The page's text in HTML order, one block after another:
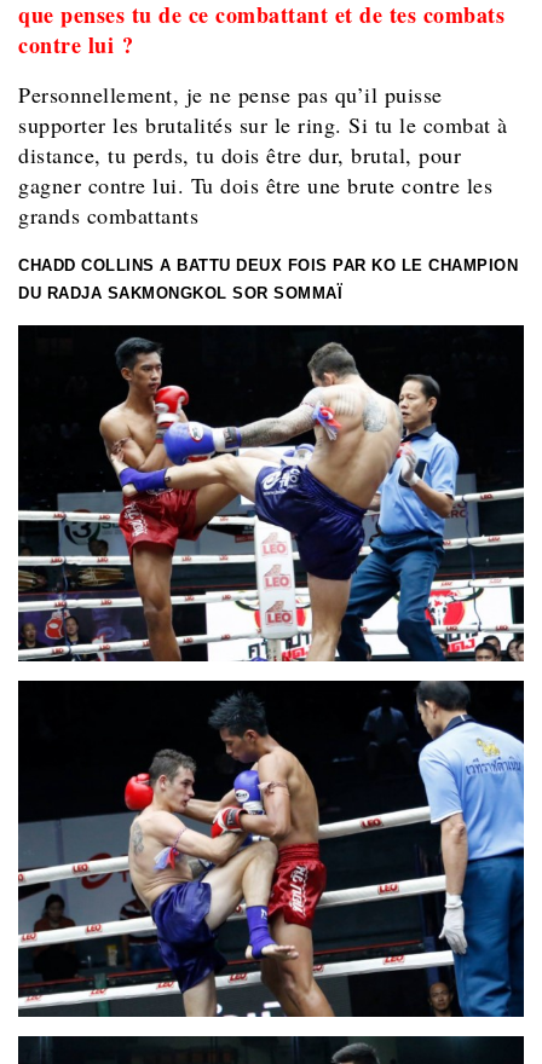
que penses tu de ce combattant et de tes combats
contre lui ?
Personnellement, je ne pense pas qu’il puisse
supporter les brutalités sur le ring. Si tu le combat à
distance, tu perds, tu dois être dur, brutal, pour
gagner contre lui. Tu dois être une brute contre les
grands combattants
CHADD COLLINS A BATTU DEUX FOIS PAR KO LE CHAMPION
DU RADJA SAKMONGKOL SOR SOMMAÏ